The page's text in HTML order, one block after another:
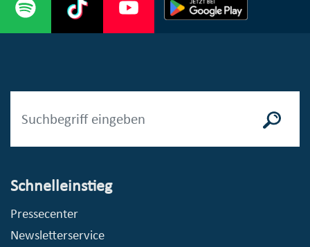
Schnelleinstieg
Pressecenter
Newsletterservice